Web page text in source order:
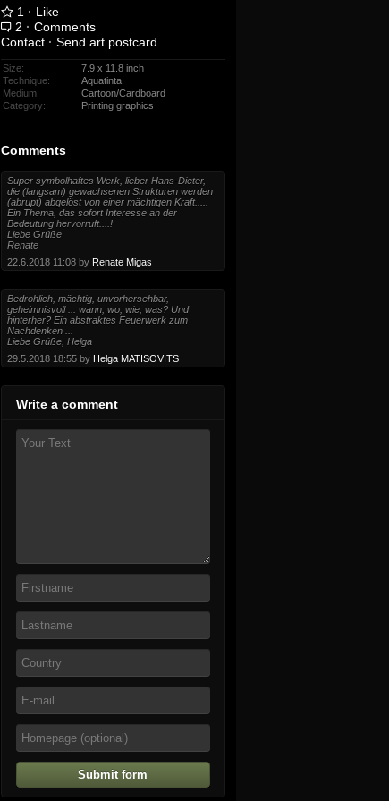
1 · Like
2 · Comments
Contact · Send art postcard
Size:
7.9 x 11.8 inch
Technique:
Aquatinta
Medium:
Cartoon/Cardboard
Category:
Printing graphics
Comments
Super symbolhaftes Werk, lieber Hans-Dieter,
die (langsam) gewachsenen Strukturen werden
(abrupt) abgelöst von einer mächtigen Kraft.....
Ein Thema, das sofort Interesse an der
Bedeutung hervorruft....!
Liebe Grüße
Renate
22.6.2018 11:08 by Renate Migas
Bedrohlich, mächtig, unvorhersehbar,
geheimnisvoll ... wann, wo, wie, was? Und
hinterher? Ein abstraktes Feuerwerk zum
Nachdenken ...
Liebe Grüße, Helga
29.5.2018 18:55 by Helga MATISOVITS
Write a comment
Submit form